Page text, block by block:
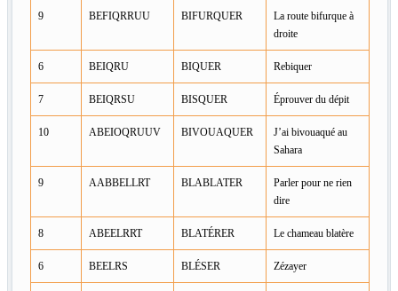
9 BEFIQRRUU BIFURQUER
La route bifurque à
droite
6 BEIQRU BIQUER Rebiquer
7 BEIQRSU BISQUER Éprouver du dépit
10 ABEIOQRUUV BIVOUAQUER
J’ai bivouaqué au
Sahara
9 AABBELLRT BLABLATER
Parler pour ne rien
dire
8 ABEELRRT BLATÉRER Le chameau blatère
6 BEELRS BLÉSER Zézayer